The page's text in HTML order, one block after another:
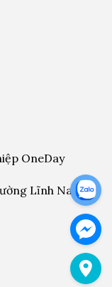
OneDay
Lĩnh Nam,